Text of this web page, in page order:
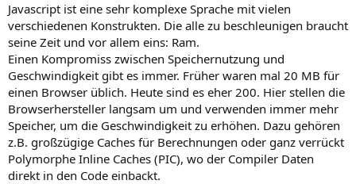
Javascript ist eine sehr komplexe Sprache mit vielen
verschiedenen Konstrukten. Die alle zu beschleunigen braucht
seine Zeit und vor allem eins: Ram.
Einen Kompromiss zwischen Speichernutzung und
Geschwindigkeit gibt es immer. Früher waren mal 20 MB für
einen Browser üblich. Heute sind es eher 200. Hier stellen die
Browserhersteller langsam um und verwenden immer mehr
Speicher, um die Geschwindigkeit zu erhöhen. Dazu gehören
z.B. großzügige Caches für Berechnungen oder ganz verrückt
Polymorphe Inline Caches (PIC), wo der Compiler Daten
direkt in den Code einbackt.